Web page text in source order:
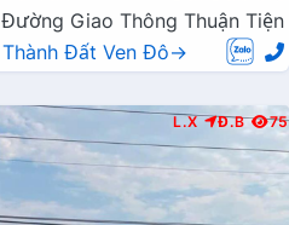
Đường Giao Thông Thuận Tiện
Thành Đất Ven Đô→
L.X Đ.B 75